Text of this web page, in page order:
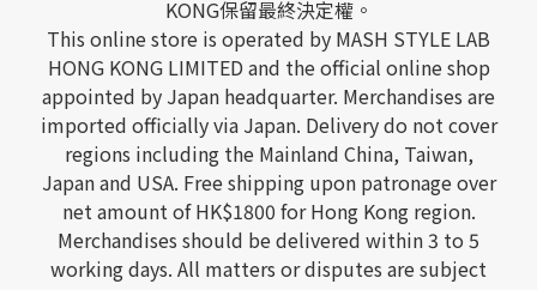
KONG保留最終決定權。
This online store is operated by MASH STYLE LAB
HONG KONG LIMITED and the official online shop
appointed by Japan headquarter. Merchandises are
imported officially via Japan. Delivery do not cover
regions including the Mainland China, Taiwan,
Japan and USA. Free shipping upon patronage over
net amount of HK$1800 for Hong Kong region.
Merchandises should be delivered within 3 to 5
working days. All matters or disputes are subject